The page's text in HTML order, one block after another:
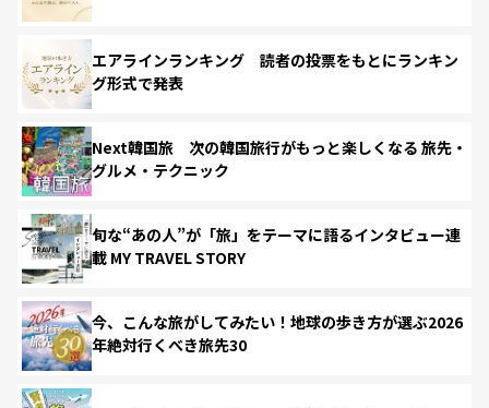
エアラインランキング 読者の投票をもとにランキン
グ形式で発表
Next韓国旅 次の韓国旅行がもっと楽しくなる 旅先・
グルメ・テクニック
旬な“あの人”が「旅」をテーマに語るインタビュー連
載 MY TRAVEL STORY
今、こんな旅がしてみたい！地球の歩き方が選ぶ2026
年絶対行くべき旅先30